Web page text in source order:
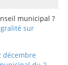
municipal ?
sur
décembre